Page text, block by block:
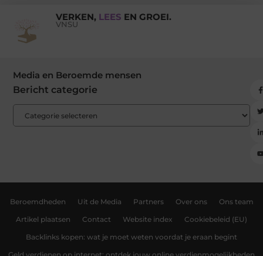
VERKEN, LEES EN GROEI.
VNSU
Media en Beroemde mensen
Bericht categorie
Beroemdheden Uit de Media Partners Over ons Ons team
Artikel plaatsen Contact Website index Cookiebeleid (EU)
Backlinks kopen: wat je moet weten voordat je eraan begint